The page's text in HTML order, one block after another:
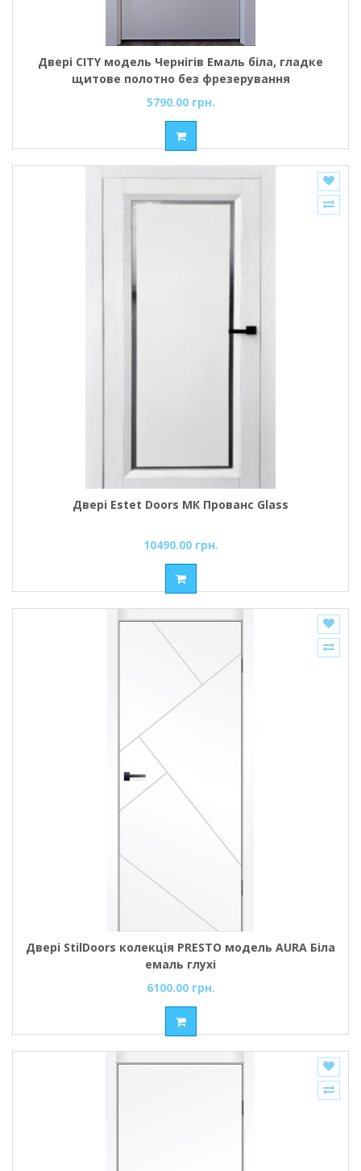
Двері CITY модель Чернігів Емаль біла, гладке
щитове полотно без фрезерування
5790.00 грн.
Двері Estet Doors МК Прованс Glass
10490.00 грн.
Двері StilDoors колекція PRESTO модель AURA Біла
емаль глухі
6100.00 грн.